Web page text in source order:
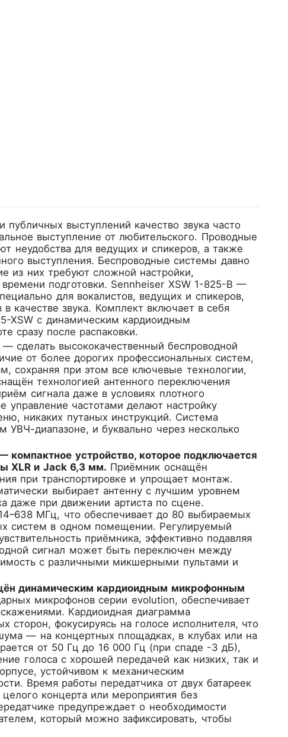
выступлений качество звука часто
выступление от любительского. Проводные
неудобства для ведущих и спикеров, а также
выступления. Беспроводные системы давно
из них требуют сложной настройки,
подготовки. Sennheiser XSW 1-825-B —
для вокалистов, ведущих и спикеров,
качестве звука. Комплект включает в себя
XSW с динамическим кардиоидным
сразу после распаковки.
сделать высококачественный беспроводной
от более дорогих профессиональных систем,
сохраняя при этом все ключевые технологии,
технологией антенного переключения
сигнала даже в условиях плотного
управление частотами делают настройку
никаких путаных инструкций. Система
УВЧ-диапазоне, и буквально через несколько
устройство, которое подключается
XLR и Jack 6,3 мм. Приёмник оснащён
при транспортировке и упрощает монтаж.
выбирает антенну с лучшим уровнем
даже при движении артиста по сцене.
МГц, что обеспечивает до 80 выбираемых
систем в одном помещении. Регулируемый
приёмника, эффективно подавляя
сигнал может быть переключен между
с различными микшерными пультами и
динамическим кардиоидным микрофонным
микрофонов серии evolution, обеспечивает
Кардиоидная диаграмма
сторон, фокусируясь на голосе исполнителя, что
— на концертных площадках, в клубах или на
от 50 Гц до 16 000 Гц (при спаде -3 дБ),
голоса с хорошей передачей как низких, так и
устойчивом к механическим
Время работы передатчика от двух батареек
концерта или мероприятия без
предупреждает о необходимости
который можно зафиксировать, чтобы